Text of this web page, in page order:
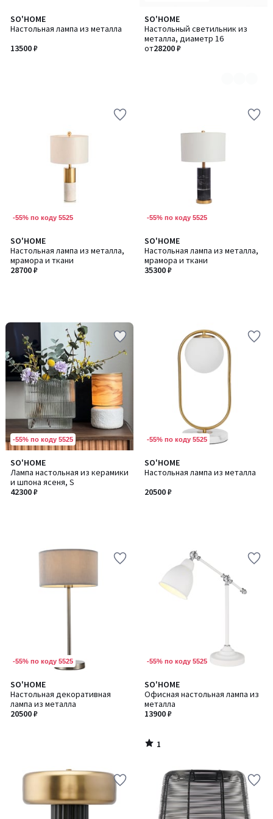
SO'HOME
Настольная лампа из металла
13500 ₽
SO'HOME
Настольный светильник из
металла, диаметр 16
от28200 ₽
Количество
цветов:
7
-55% по коду 5525
SO'HOME
Настольная лампа из металла,
мрамора и ткани
28700 ₽
-55% по коду 5525
SO'HOME
Настольная лампа из металла,
мрамора и ткани
35300 ₽
-55% по коду 5525
SO'HOME
Лампа настольная из керамики
и шпона ясеня, S
42300 ₽
-55% по коду 5525
SO'HOME
Настольная лампа из металла
20500 ₽
-55% по коду 5525
SO'HOME
Настольная декоративная
лампа из металла
20500 ₽
-55% по коду 5525
SO'HOME
Офисная настольная лампа из
металла
13900 ₽
1
/
5
1
/